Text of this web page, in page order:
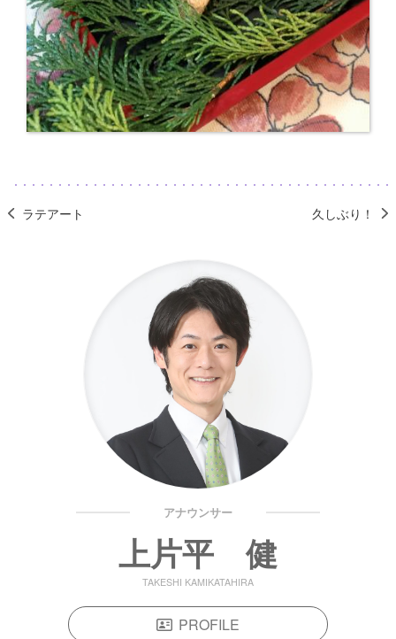
ラテアート 久しぶり！
アナウンサー
上片平 健
TAKESHI KAMIKATAHIRA
PROFILE